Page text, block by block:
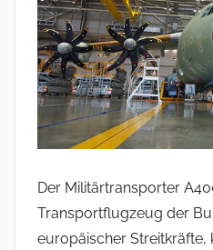
Der Militärtransporter
Transportflugzeug der
europäischer Streitkräfte,